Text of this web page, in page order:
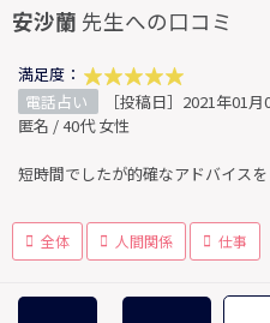
安沙蘭 先生への口コミ
満足度：
電話占い
［投稿日］2021年01月
匿名 / 40代 女性
短時間でしたが的確なアドバイスを
全体 人間関係 仕事